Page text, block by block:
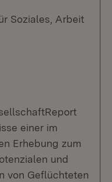
Soziales, Arbeit
einer im
Erhebung zum
und
von Geflüchteten